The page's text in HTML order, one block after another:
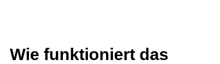
Wie funktioniert das